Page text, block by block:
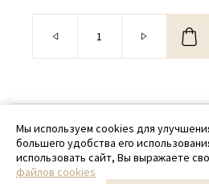
© 2020 - 2026
+ 7 (918)
Мы используем cookies для
большего удобства его
использовать сайт, Вы выражаете
файлов cookies